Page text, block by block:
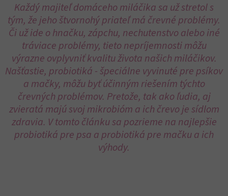
Každý majiteľ domáceho miláčika sa už stretol s
tým, že jeho štvornohý priateľ má črevné problémy.
Či už ide o hnačku, zápchu, nechutenstvo alebo iné
tráviace problémy, tieto nepríjemnosti môžu
výrazne ovplyvniť kvalitu života našich miláčikov.
Našťastie, probiotiká - špeciálne vyvinuté pre psíkov
a mačky, môžu byť účinným riešením týchto
črevných problémov. Pretože, tak ako ľudia, aj
zvieratá majú svoj mikrobióm a ich črevo je sídlom
zdravia. V tomto článku sa pozrieme na najlepšie
probiotiká pre psa a probiotiká pre mačku a ich
výhody.